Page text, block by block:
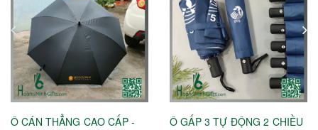
Ô CÁN THẲNG CAO CẤP -
Ô GẤP 3 TỰ ĐỘNG 2 CHIỀU